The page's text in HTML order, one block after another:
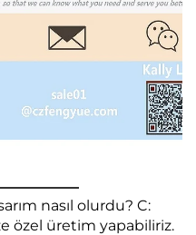
nasıl olurdu? C:
özel üretim yapabiliriz.